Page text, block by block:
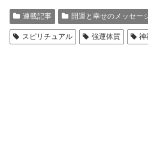
連載記事 開運と幸せのメッセー
スピリチュアル 強運体質 神